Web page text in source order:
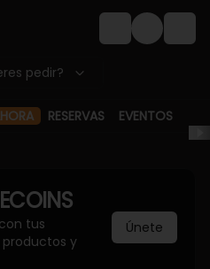
Login
pedir?
RESERVAS EVENTOS
tus
y
Únete